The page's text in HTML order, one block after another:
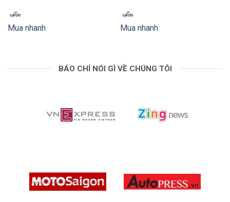
Mua nhanh Mua nhanh
BÁO CHÍ NÓI GÌ VỀ CHÚNG TÔI